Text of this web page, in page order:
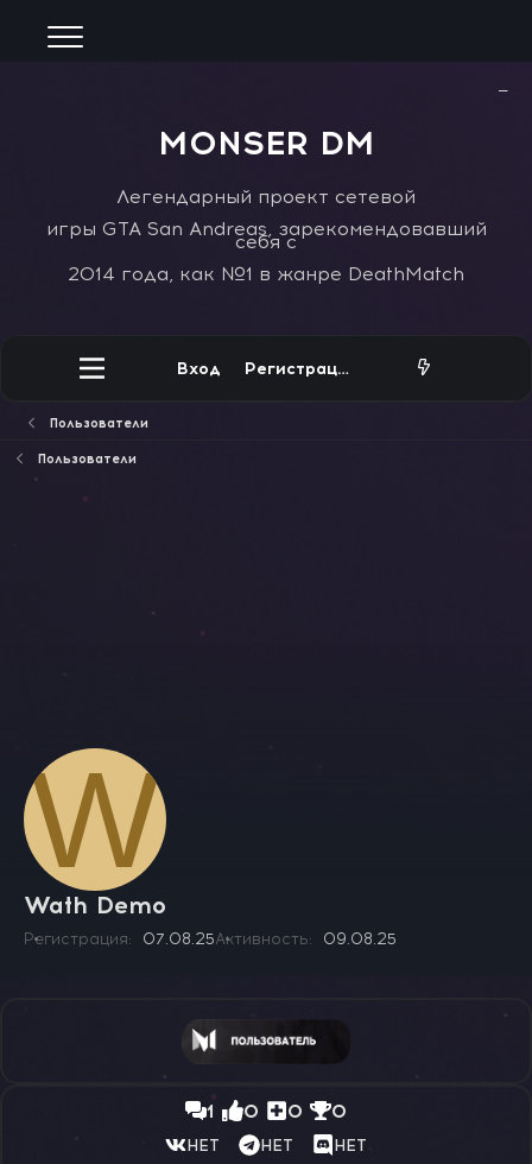
−
MONSER DM
Легендарный проект сетевой
игры GTA San Andreas, зарекомендовавший
себя с
2014 года, как №1 в жанре DeathMatch
Вход Регистрация
Пользователи
Пользователи
W
Wath Demo
Регистрация 07.08.25Активность 09.08.25
1 0 0 0
НЕТ НЕТ НЕТ